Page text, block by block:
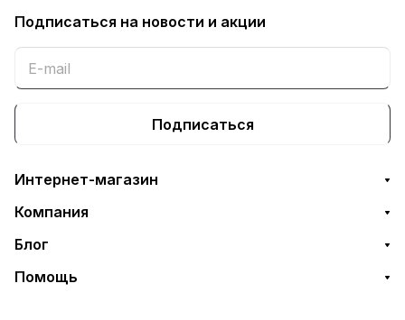
Подписаться на новости и акции
Подписаться
Интернет-магазин
Компания
Блог
Помощь